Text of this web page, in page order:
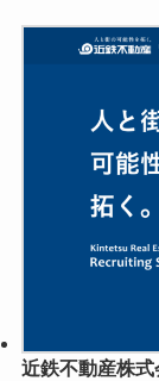
近鉄不動産株式